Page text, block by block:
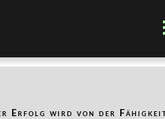
Erfolg wird von der